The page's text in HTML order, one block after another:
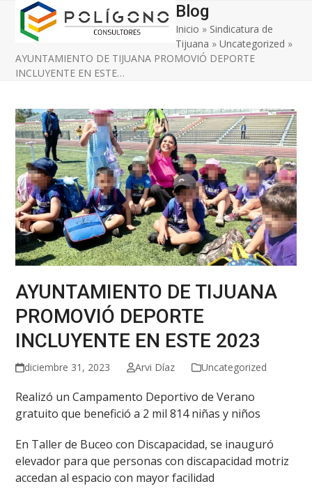
Skip
content
Open
mobile
menu
Close
mobile
menu
Blog
Inicio » Sindicatura de
Tijuana »Uncategorized »
AYUNTAMIENTO DE TIJUANA PROMOVIÓ DEPORTE
INCLUYENTE EN ESTE…
AYUNTAMIENTO DE TIJUANA
PROMOVIÓ DEPORTE
INCLUYENTE EN ESTE 2023
diciembre 31, 2023 Arvi Díaz Uncategorized
Realizó un Campamento Deportivo de Verano
gratuito que benefició a 2 mil 814 niñas y niños
En Taller de Buceo con Discapacidad, se inauguró
elevador para que personas con discapacidad motriz
accedan al espacio con mayor facilidad